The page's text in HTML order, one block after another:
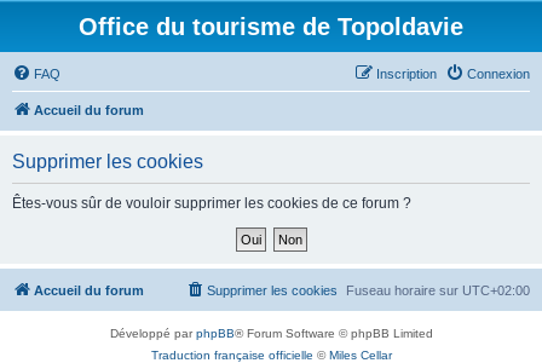
Office du tourisme de Topoldavie
FAQ Connexion
Inscription
Accueil du forum
Supprimer les cookies
Êtes-vous sûr de vouloir supprimer les cookies de ce forum ?
Accueil du forum Fuseau horaire sur UTC+02:00
Supprimer les cookies
Développé parphpBB® Forum Software © phpBB Limited
Traduction française officielle ©Miles Cellar